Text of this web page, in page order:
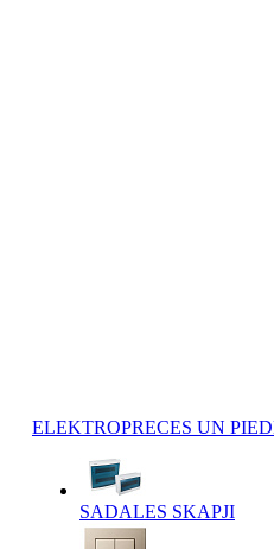
ELEKTROPRECES UN
SADALES SKAPJI